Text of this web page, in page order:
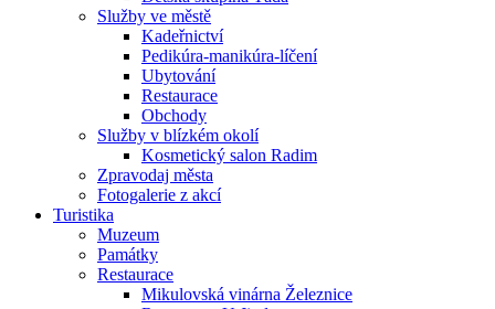
Služby ve městě
Kadeřnictví
Pedikúra-manikúra-líčení
Ubytování
Restaurace
Obchody
Služby v blízkém okolí
Kosmetický salon Radim
Zpravodaj města
Fotogalerie z akcí
Turistika
Muzeum
Památky
Restaurace
Mikulovská vinárna Železnice